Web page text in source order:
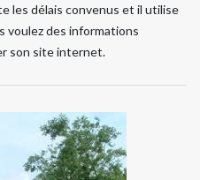
les délais convenus et il utilise
voulez des informations
son site internet.